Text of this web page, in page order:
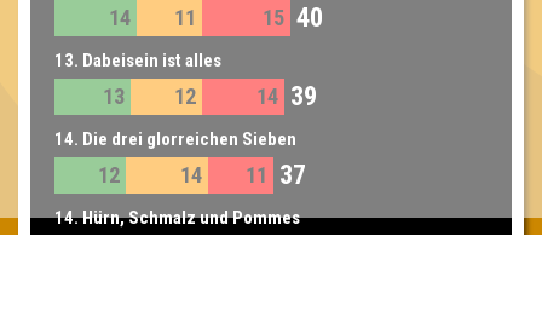
14 11 15 40
13. Dabeisein ist alles
13 12 14 39
14. Die drei glorreichen Sieben
12 14 11 37
14. Hürn, Schmalz und Pommes